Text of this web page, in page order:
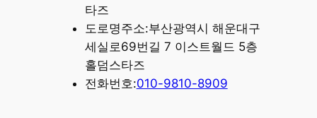
타즈
도로명주소:부산광역시 해운대구
세실로69번길 7 이스트월드 5층
홀덤스타즈
전화번호:010-9810-8909